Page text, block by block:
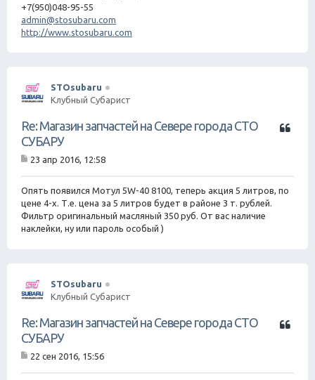
+7(950)048-95-55
admin@stosubaru.com
http://www.stosubaru.com
STOsubaru
Клубный Субарист
Ц
а
Re: Магазин запчастей на Севере города СТО
СУБАРУ
о
б
щ
е
н
23 апр 2016, 12:58
Опять появился Мотул 5W-40 8100, теперь акция 5 литров, по
цене 4-х. Т.е. цена за 5 литров будет в районе 3 т. рублей.
Фильтр оригинальный масляный 350 руб. От вас наличие
наклейки, ну или пароль особый )
STOsubaru
Клубный Субарист
Ц
Re: Магазин запчастей на Севере города СТО
СУБАРУ
22 сен 2016, 15:56